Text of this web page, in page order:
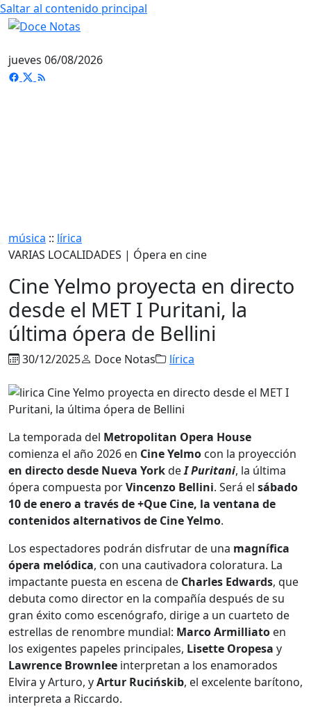
Saltar al contenido principal
jueves 06/08/2026
música :: lírica
VARIAS LOCALIDADES | Ópera en cine
Cine Yelmo proyecta en directo
desde el MET I Puritani, la
última ópera de Bellini
30/12/2025 Doce Notas lírica
La temporada del Metropolitan Opera House
comienza el año 2026 en Cine Yelmo con la proyección
en directo desde Nueva YorkdeI Puritani, la última
ópera compuesta porVincenzo Bellini. Será el sábado
10 de enero a través de +Que Cine, la ventana de
contenidos alternativos de Cine Yelmo.
Los espectadores podrán disfrutar de una magnífica
ópera melódica, con una cautivadora coloratura. La
impactante puesta en escena de Charles Edwards, que
debuta como director en la compañía después de su
gran éxito como escenógrafo, dirige a un cuarteto de
estrellas de renombre mundial: Marco Armilliato en
los exigentes papeles principales, Lisette Oropesa y
Lawrence Brownlee interpretan a los enamorados
Elvira y Arturo, yArtur Rucińskib, el excelente barítono,
interpreta a Riccardo.